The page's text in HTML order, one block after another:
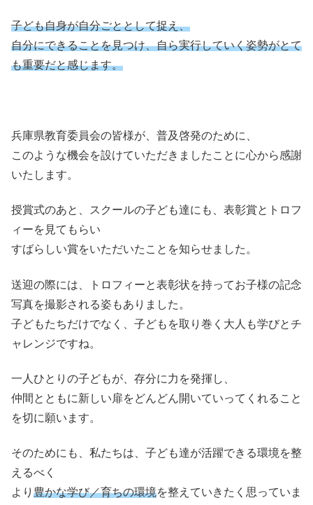
子ども自身が自分ごととして捉え、
自分にできることを見つけ、自ら実行していく姿勢がとて
も重要だと感じます。
兵庫県教育委員会の皆様が、普及啓発のために、
このような機会を設けていただきましたことに心から感謝
いたします。
授賞式のあと、スクールの子ども達にも、表彰賞とトロフ
ィーを見てもらい
すばらしい賞をいただいたことを知らせました。
送迎の際には、トロフィーと表彰状を持ってお子様の記念
写真を撮影される姿もありました。
子どもたちだけでなく、子どもを取り巻く大人も学びとチ
ャレンジですね。
一人ひとりの子どもが、存分に力を発揮し、
仲間とともに新しい扉をどんどん開いていってくれること
を切に願います。
そのためにも、私たちは、子ども達が活躍できる環境を整
えるべく
より 豊かな学び／育ちの環境を整えていきたく思っていま